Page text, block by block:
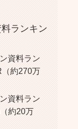
ランキン
資料ラン
約270万
資料ラン
約20万